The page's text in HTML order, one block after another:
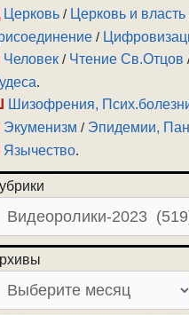
Церковь / Церковь и власть
/
Человек / Чтение Св.Отцов
.
Шизофрения,
Экуменизм / Эпидемии,
Язычество.